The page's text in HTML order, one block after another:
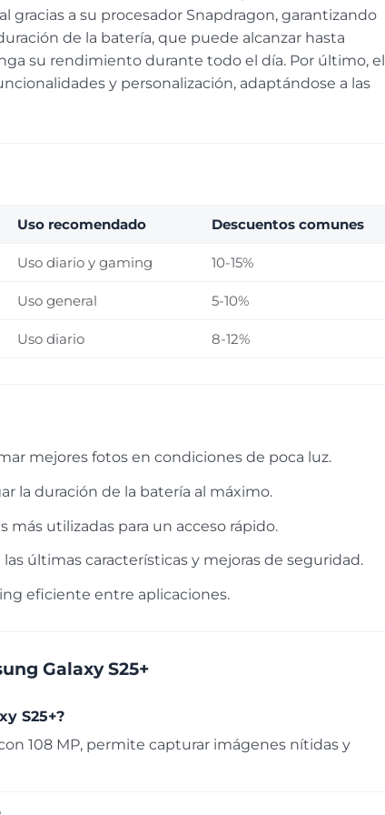
a su procesador Snapdragon, garantizando
de la batería, que puede alcanzar hasta
su rendimiento durante todo el día. Por último, el
y personalización, adaptándose a las
Uso recomendado Descuentos comunes
Uso diario y gaming 10-15%
Uso general 5-10%
Uso diario 8-12%
mejores fotos en condiciones de poca luz.
la duración de la batería al máximo.
más utilizadas para un acceso rápido.
últimas características y mejoras de seguridad.
eficiente entre aplicaciones.
Galaxy S25+
S25+?
108 MP, permite capturar imágenes nítidas y